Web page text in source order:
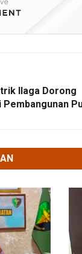
Ilaga Dorong
Pembangunan